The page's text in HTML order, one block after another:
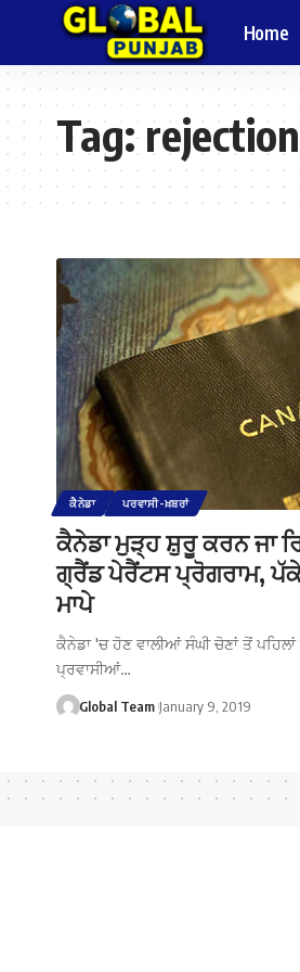
Home
Tag:rejection
ਕੈਨੇਡਾ ਪਰਵਾਸੀ-ਖ਼ਬਰਾਂ
ਕੈਨੇਡਾ ਮੁੜ੍ਹ ਸ਼ੁਰੂ ਕਰਨ ਜਾ
ਗ੍ਰੈਂਡ ਪੇਰੈਂਟਸ ਪ੍ਰੋਗਰਾਮ,
ਮਾਪੇ
ਕੈਨੇਡਾ 'ਚ ਹੋਣ ਵਾਲੀਆਂ ਸੰਘੀ ਚੋਣਾਂ ਤੋਂ ਪਹਿਲਾਂ
ਪ੍ਰਵਾਸੀਆਂ…
Global Team January 9, 2019